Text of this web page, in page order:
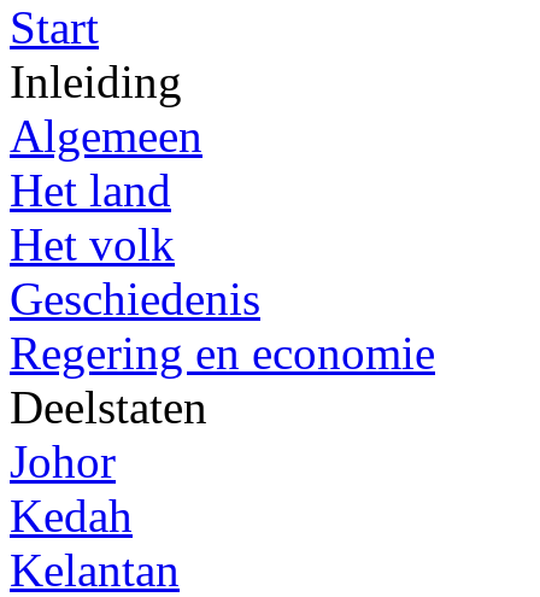
Start
Inleiding
Algemeen
Het land
Het volk
Geschiedenis
Regering en economie
Deelstaten
Johor
Kedah
Kelantan